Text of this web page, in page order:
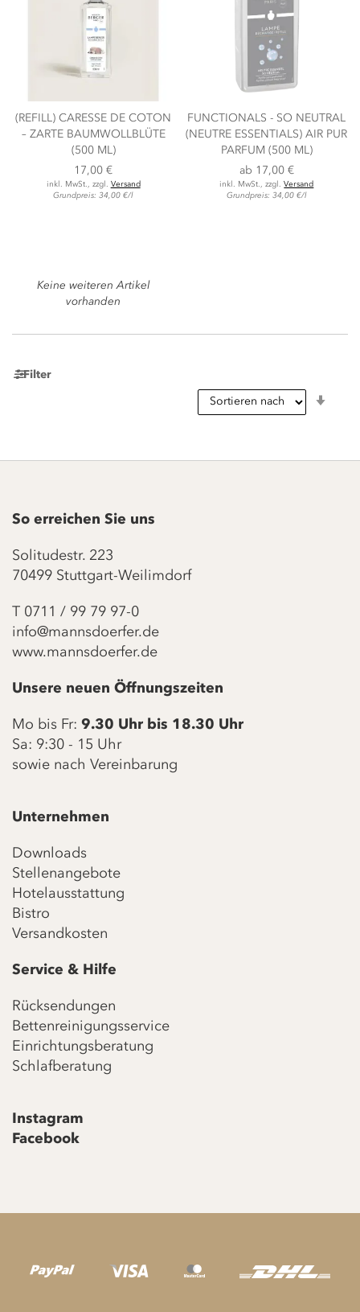
(REFILL) CARESSE DE COTON
– ZARTE BAUMWOLLBLÜTE
(500 ML)
17,00 €
inkl. MwSt., zzgl. Versand
Grundpreis: 34,00 €/l
FUNCTIONALS - SO NEUTRAL
(NEUTRE ESSENTIALS) AIR PUR
PARFUM (500 ML)
ab 17,00 €
inkl. MwSt., zzgl.Versand
Grundpreis: 34,00 €/l
Keine weiteren Artikel
vorhanden
Filter
So erreichen Sie uns
Solitudestr. 223
70499 Stuttgart-Weilimdorf
T 0711 / 99 79 97-0
info@mannsdoerfer.de
www.mannsdoerfer.de
Unsere neuen Öffnungszeiten
Mo bis Fr: 9.30 Uhr bis 18.30 Uhr
Sa: 9:30 - 15 Uhr
sowie nach Vereinbarung
Unternehmen
Downloads
Stellenangebote
Hotelausstattung
Bistro
Versandkosten
Service & Hilfe
Rücksendungen
Bettenreinigungsservice
Einrichtungsberatung
Schlafberatung
Instagram
Facebook